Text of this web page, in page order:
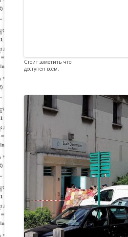
Стоит заметить что
доступен всем.